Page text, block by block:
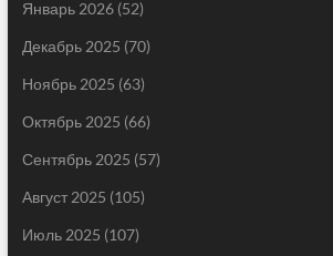
Январь 2026(52)
Декабрь 2025 (70)
Ноябрь 2025 (63)
Октябрь 2025 (66)
Сентябрь 2025 (57)
Август 2025 (105)
Июль 2025 (107)